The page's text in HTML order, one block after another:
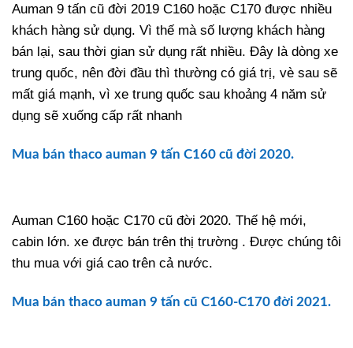
Auman 9 tấn cũ đời 2019 C160 hoặc C170 được nhiều
khách hàng sử dụng. Vì thế mà số lượng khách hàng
bán lại, sau thời gian sử dụng rất nhiều. Đây là dòng xe
trung quốc, nên đời đầu thì thường có giá trị, vè sau sẽ
mất giá mạnh, vì xe trung quốc sau khoảng 4 năm sử
dụng sẽ xuống cấp rất nhanh
Mua bán thaco auman 9 tấn C160 cũ đời 2020.
Auman C160 hoặc C170 cũ đời 2020. Thế hệ mới,
cabin lớn. xe được bán trên thị trường . Được chúng tôi
thu mua với giá cao trên cả nước.
Mua bán thaco auman 9 tấn cũ C160-C170 đời 2021.